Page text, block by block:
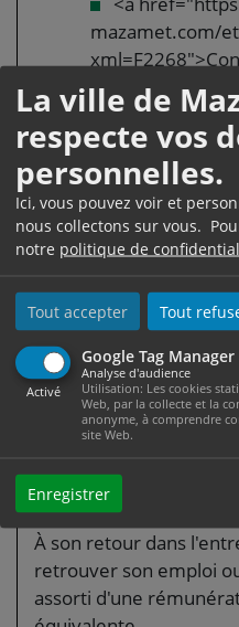
La ville de
respecte vos
personnelles.
Ici, vous pouvez voir et
nous collectons sur vous.
notre politique de
Tout accepter Tout
Google Tag Manager
Activé
Analyse d'audience
Utilisation: Les cookies
Web, par la collecte et la
anonyme, à comprendre
site Web.
Enregistrer
mazamet.com/
Congé lié au
mazamet.com/
</a>
Congé pour
mazamet.com/
href="https://
mazamet.com/
ou à une
Retour
À son retour dans
retrouver son emploi
assorti d'une